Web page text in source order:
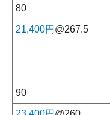
80
21,400円 @267.5
90